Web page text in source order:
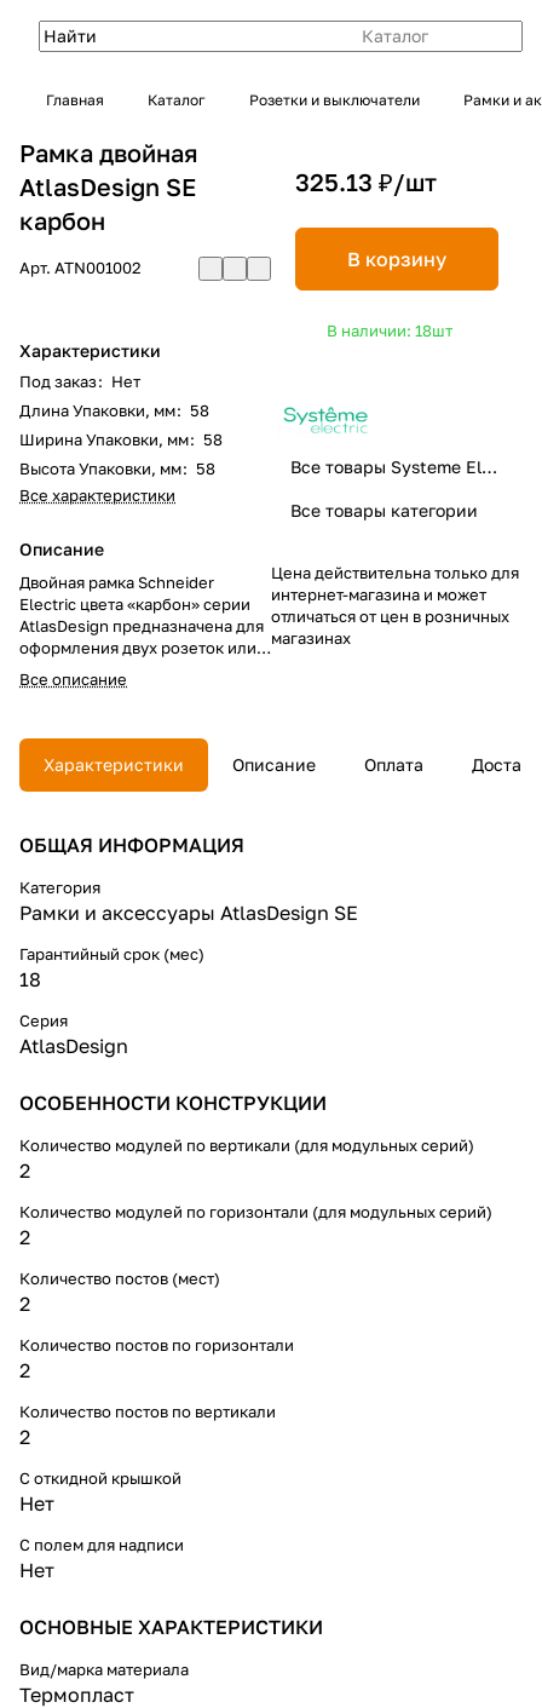
Каталог
Главная Каталог Розетки и выключатели Рамки и
Рамка двойная
AtlasDesign SE
карбон
Арт. ATN001002
Характеристики
Под заказ: Нет
Длина Упаковки, мм: 58
Ширина Упаковки, мм: 58
Высота Упаковки, мм: 58
Все характеристики
Описание
Двойная рамка Schneider
Electric цвета «карбон» серии
AtlasDesign предназначена для
оформления двух розеток или
выключателей, установленных с
помощью скрытого монтажа.
термопласта. Прекрасно
вписывается в современных
интерьер, защищает настенное
поддается чистке.
(горизонтально или
вертикально) с помощью
безвинтового зажимного
крепления. Линейка рамок
Schneider Electric серии
постов от одного до пяти
представлена в 4 цветах:
белый, бежевый, мокко,
Все описание
325.13 ₽/шт
В корзину
В наличии: 18шт
Все товары Systeme Electric
Все товары категории
Цена действительна только для
интернет-магазина и может
отличаться от цен в розничных
магазинах
Характеристики Описание Оплата
ОБЩАЯ ИНФОРМАЦИЯ
Категория
Рамки и аксессуары AtlasDesign SE
Гарантийный срок (мес)
18
Серия
AtlasDesign
ОСОБЕННОСТИ КОНСТРУКЦИИ
Количество модулей по вертикали (для модульных серий)
2
Количество модулей по горизонтали (для модульных серий)
2
Количество постов (мест)
2
Количество постов по горизонтали
2
Количество постов по вертикали
2
С откидной крышкой
Нет
С полем для надписи
Нет
ОСНОВНЫЕ ХАРАКТЕРИСТИКИ
Вид/марка материала
Термопласт